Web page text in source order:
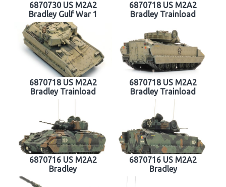
6870730 US M2A2
Bradley Gulf War 1
6870718 US M2A2
Bradley Trainload
6870718 US M2A2
Bradley Trainload
6870718 US M2A2
Bradley Trainload
6870716 US M2A2
Bradley
6870716 US M2A2
Bradley